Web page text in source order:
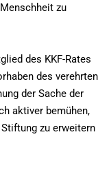
zu
des KKF-Rates
des verehrten
der Sache der
aktiver bemühen,
zu erweitern